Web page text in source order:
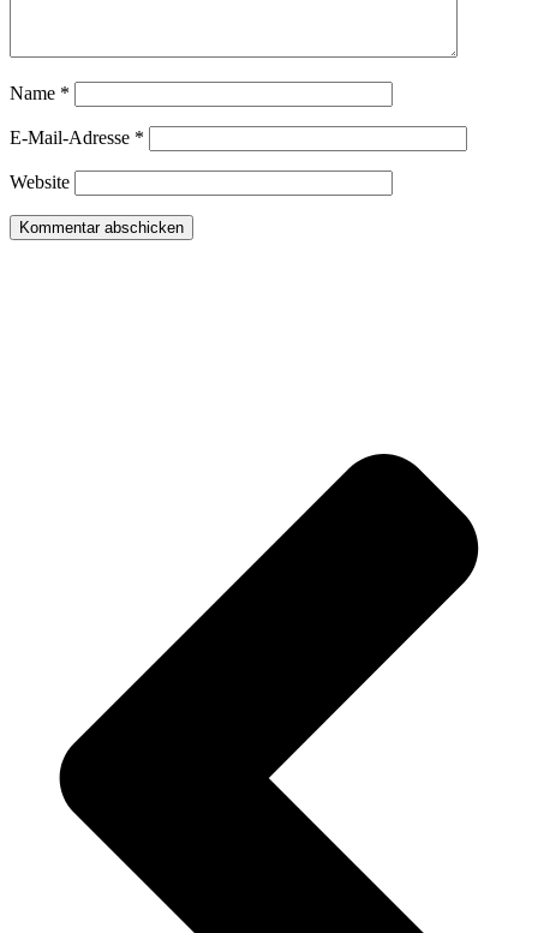
Name *
E-Mail-Adresse *
Website